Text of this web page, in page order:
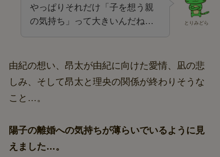
とりみどら
やっぱりそれだけ「子を想う親
の気持ち」って大きいんだね…
由紀の想い、昂太が由紀に向けた愛情、凪の悲
しみ、そして昂太と理央の関係が終わりそうな
こと…。
陽子の離婚への気持ちが薄らいでいるように見
えました…。